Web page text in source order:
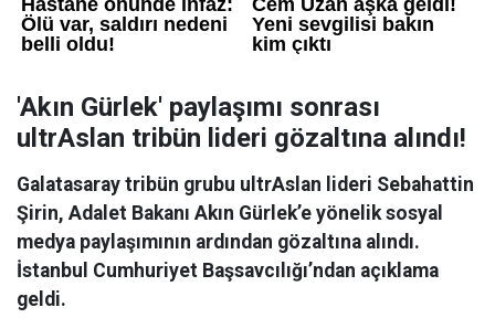
'Akın Gürlek' paylaşımı sonrası
ultrAslan tribün lideri gözaltına alındı!
Galatasaray tribün grubu ultrAslan lideri Sebahattin
Şirin, Adalet Bakanı Akın Gürlek’e yönelik sosyal
medya paylaşımının ardından gözaltına alındı.
İstanbul Cumhuriyet Başsavcılığı’ndan açıklama
geldi.